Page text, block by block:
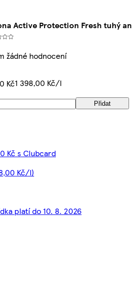
Active Protection Fresh tuhý
žádné hodnocení
Kč1 398,00 Kč/l
Přidat
Kč s Clubcard
Kč/l)
platí do 10. 8. 2026